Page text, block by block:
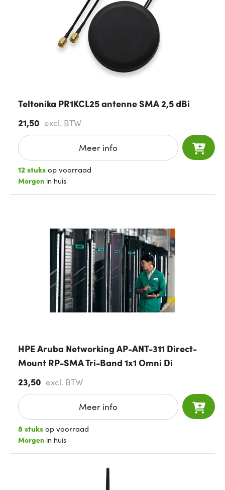
Teltonika PR1KCL25 antenne SMA 2,5 dBi
21,50 excl. BTW
Meer info
12 stuksop voorraad
Morgen in huis
HPE Aruba Networking AP-ANT-311 Direct-
Mount RP-SMA Tri-Band 1x1 Omni Di
23,50 excl. BTW
Meer info
8 stuksop voorraad
Morgen in huis